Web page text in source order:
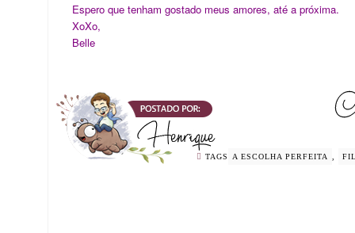
Espero que tenham gostado meus amores, até a próxima.
XoXo,
Belle
TAGS A ESCOLHA PERFEITA